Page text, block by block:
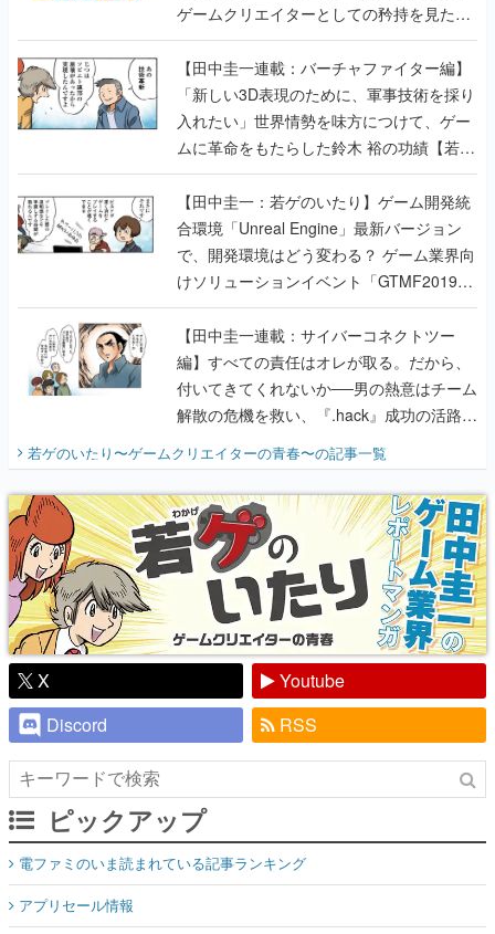
ゲームクリエイターとしての矜持を見た
【若ゲのいたり最終回】
【田中圭一連載：バーチャファイター編】
「新しい3D表現のために、軍事技術を採り
入れたい」世界情勢を味方につけて、ゲー
ムに革命をもたらした鈴木 裕の功績【若ゲ
のいたり】
【田中圭一：若ゲのいたり】ゲーム開発統
合環境「Unreal Engine」最新バージョン
で、開発環境はどう変わる？ ゲーム業界向
けソリューションイベント「GTMF2019」
に行って、より理解を深めよう【PR】
【田中圭一連載：サイバーコネクトツー
編】すべての責任はオレが取る。だから、
付いてきてくれないか──男の熱意はチーム
解散の危機を救い、『.hack』成功の活路を
『少年ジャンプ』色だった【若ゲのいた
り】
若ゲのいたり〜ゲームクリエイターの青春〜の記事一覧
X
Youtube
Discord
RSS
ピックアップ
電ファミのいま読まれている記事ランキング
アプリセール情報